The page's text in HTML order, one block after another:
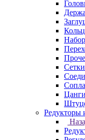
Цанги
Редукторы